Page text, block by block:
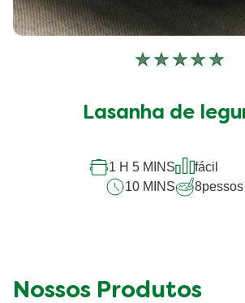
Nenhuma
para
Lasanha de
1 H 5 MINS
fácil
10 MINS
8pessos
Nossos Produtos